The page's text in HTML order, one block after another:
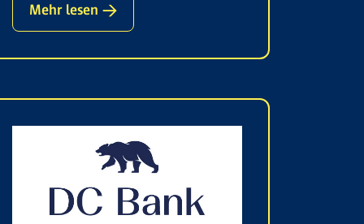
Mehr lesen →